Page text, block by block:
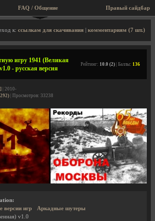
Правый сайдбар
FAQ / Общение
игры, скриншоты, видео
к: ссылкам для скачивания комментариям (7 шт.)
игру 1941 (Великая
- русская версия
Рейтинг: 10.0 (2) | Баллы: 136
| 2010-
| Просмотров: 33238
версии игр
Аркадные шутеры
v1.0